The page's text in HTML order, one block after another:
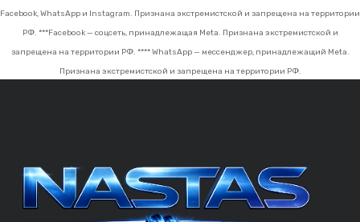
Facebook, WhatsApp и Instagram. Признана экстремистской и запрещена на территории
РФ. ***Facebook — соцсеть, принадлежащая Meta. Признана экстремистской и
запрещена на территории РФ. **** WhatsApp — мессенджер, принадлежащий Meta.
Признана экстремистской и запрещена на территории РФ.